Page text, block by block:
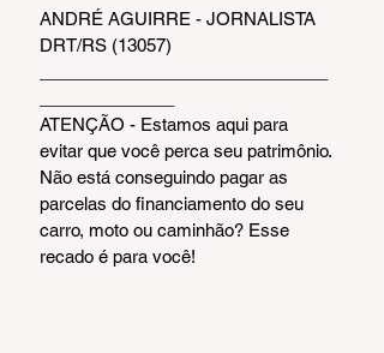
ANDRÉ AGUIRRE - JORNALISTA
DRT/RS (13057)
ATENÇÃO - Estamos aqui para
evitar que você perca seu patrimônio.
Não está conseguindo pagar as
parcelas do financiamento do seu
carro, moto ou caminhão? Esse
recado é para você!